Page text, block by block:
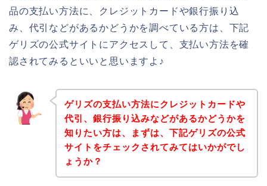
品の支払い方法に、クレジットカードや銀行振り込
み、代引などがあるかどうかを調べている方は、下記
ゲリズの公式サイトにアクセスして、支払い方法を確
認されてみるといいと思いますよ♪
ゲリズの支払い方法にクレジットカードや
代引、銀行振り込みなどがあるかどうかを
知りたい方は、まずは、下記ゲリズの公式
サイトをチェックされてみてはいかがでし
ょうか？